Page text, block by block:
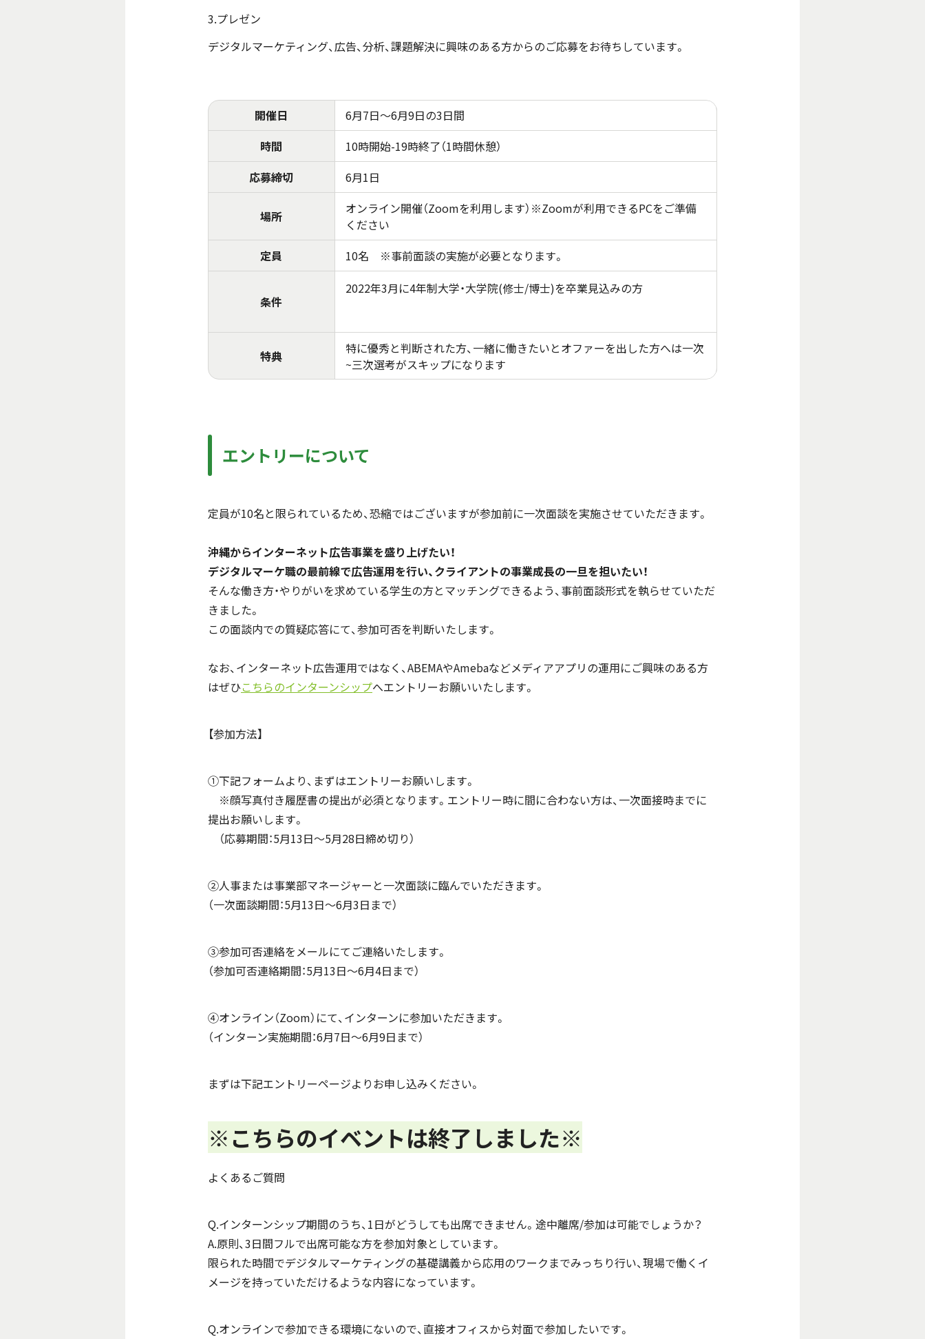
3.プレゼン
デジタルマーケティング、広告、分析、課題解決に興味のある方からのご応募をお待ちしています。
開催日
6月7日～6月9日の3日間
時間
10時開始-19時終了（1時間休憩）
応募締切
6月1日
場所
オンライン開催（Zoomを利用します）※Zoomが利用できるPCをご準備
ください
定員
10名 ※事前面談の実施が必要となります。
条件
2022年3月に4年制大学・大学院(修士/博士)を卒業見込みの方
特典
特に優秀と判断された方、一緒に働きたいとオファーを出した方へは一次
~三次選考がスキップになります
エントリーについて
定員が10名と限られているため、恐縮ではございますが参加前に一次面談を実施させていただきます。
沖縄からインターネット広告事業を盛り上げたい！
デジタルマーケ職の最前線で広告運用を行い、クライアントの事業成長の一旦を担いたい！
そんな働き方・やりがいを求めている学生の方とマッチングできるよう、事前面談形式を執らせていただ
きました。
この面談内での質疑応答にて、参加可否を判断いたします。
なお、インターネット広告運用ではなく、ABEMAやAmebaなどメディアアプリの運用にご興味のある方
はぜひこちらのインターンシップへエントリーお願いいたします。
【参加方法】
①下記フォームより、まずはエントリーお願いします。
※顔写真付き履歴書の提出が必須となります。エントリー時に間に合わない方は、一次面接時までに
提出お願いします。
（応募期間：5月13日〜5月28日締め切り）
②人事または事業部マネージャーと一次面談に臨んでいただきます。
（一次面談期間：5月13日〜6月3日まで）
③参加可否連絡をメールにてご連絡いたします。
（参加可否連絡期間：5月13日〜6月4日まで）
④オンライン（Zoom）にて、インターンに参加いただきます。
（インターン実施期間：6月7日〜6月9日まで）
まずは下記エントリーページよりお申し込みください。
※こちらのイベントは終了しました※
よくあるご質問
Q.インターンシップ期間のうち、1日がどうしても出席できません。途中離席/参加は可能でしょうか？
A.原則、3日間フルで出席可能な方を参加対象としています。
限られた時間でデジタルマーケティングの基礎講義から応用のワークまでみっちり行い、現場で働くイ
メージを持っていただけるような内容になっています。
Q.オンラインで参加できる環境にないので、直接オフィスから対面で参加したいです。